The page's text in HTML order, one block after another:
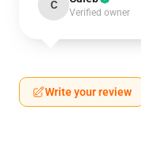
C
Verified owner
Write your review